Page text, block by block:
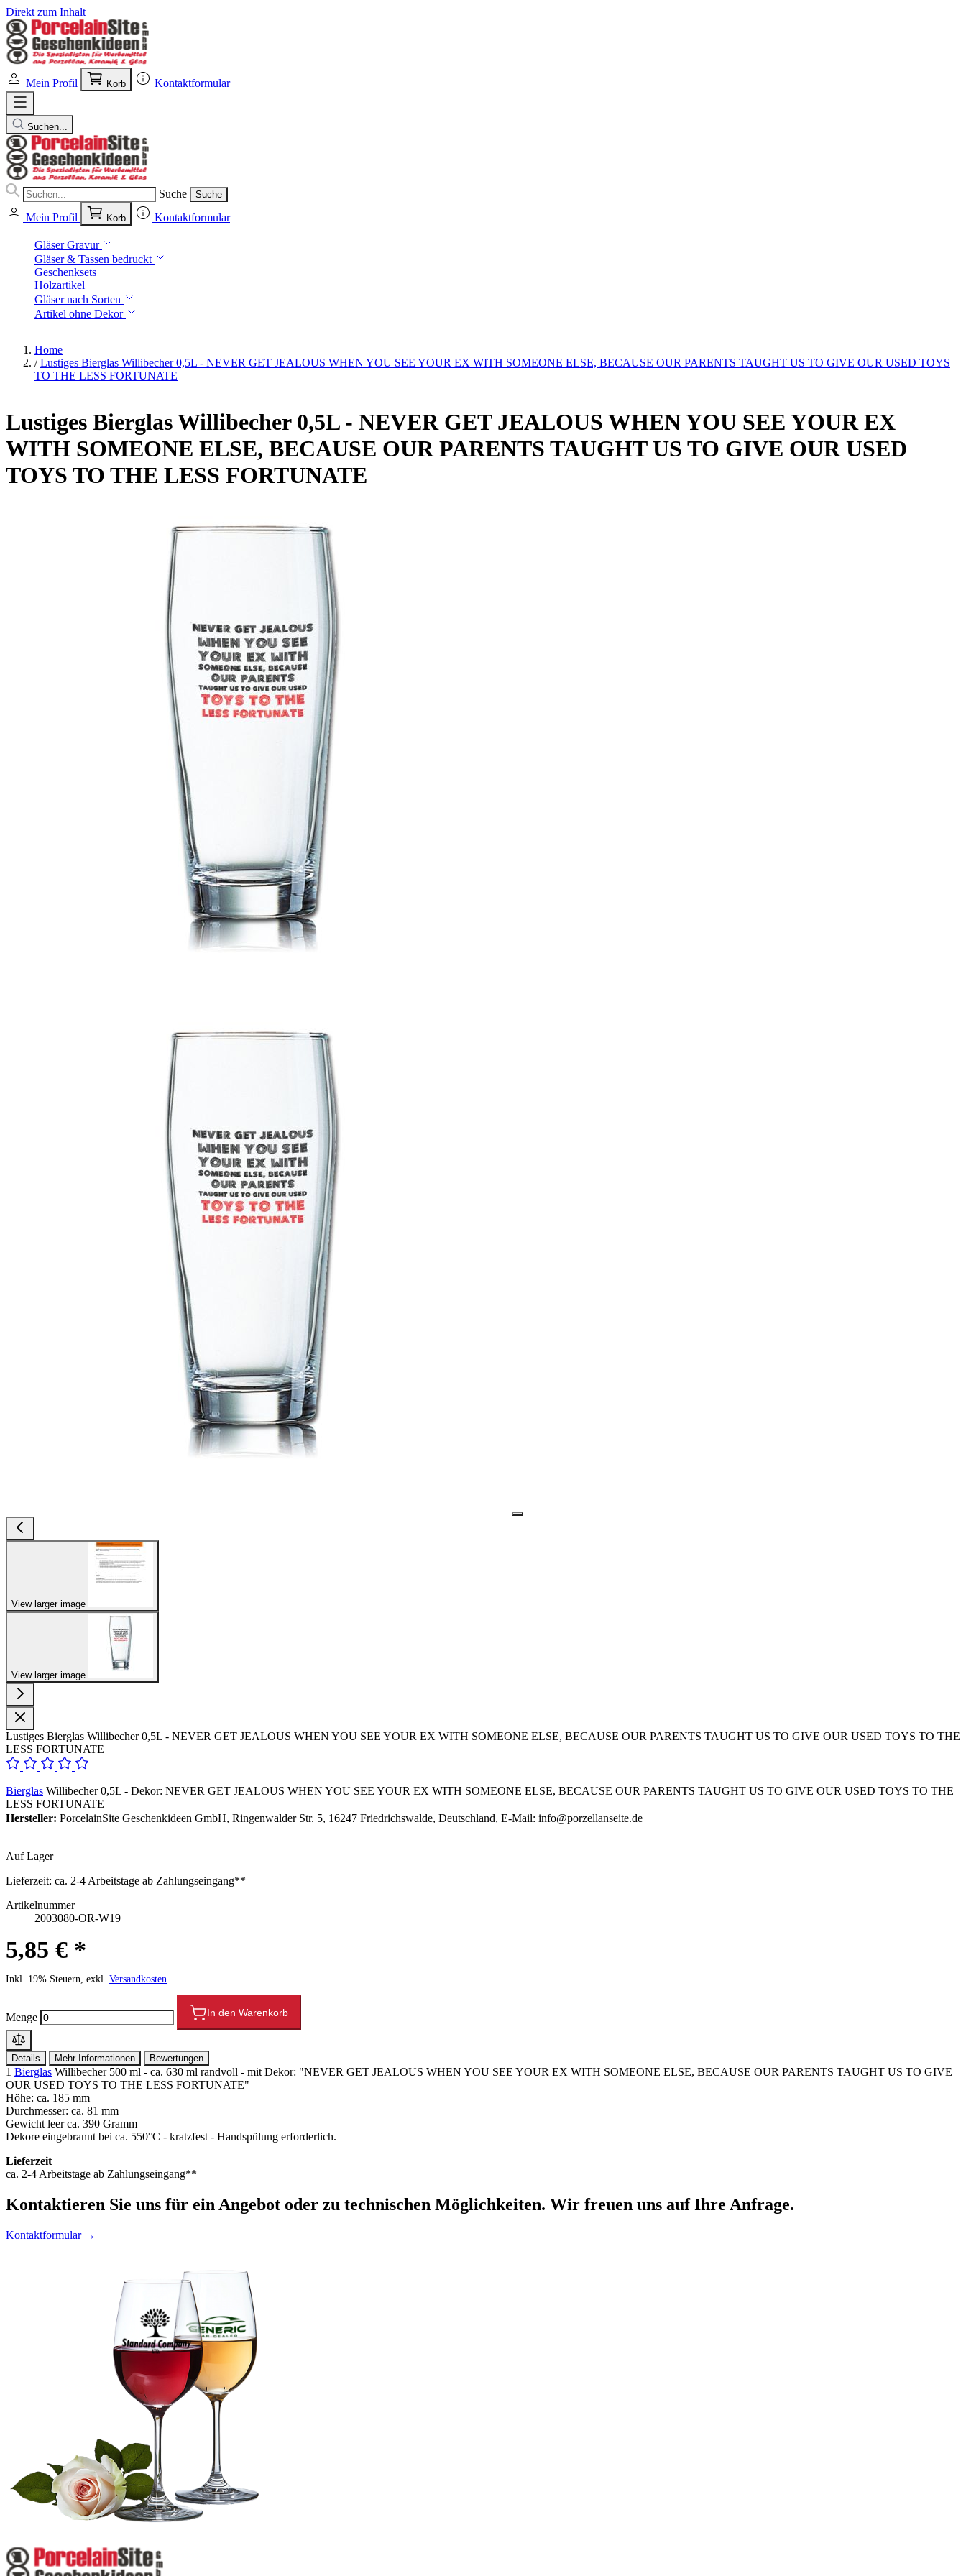
Direkt zum Inhalt
Mein Profil Korb Kontaktformular
Suchen...
Suche Suche
Mein Profil Korb Kontaktformular
Gläser Gravur
Gläser & Tassen bedruckt
Geschenksets
Holzartikel
Gläser nach Sorten
Artikel ohne Dekor
Home
/ Lustiges Bierglas Willibecher 0,5L - NEVER GET JEALOUS WHEN YOU SEE YOUR EX WITH SOMEONE ELSE, BECAUSE OUR PARENTS TAUGHT US TO GIVE OUR USED TOYS
TO THE LESS FORTUNATE
Lustiges Bierglas Willibecher 0,5L - NEVER GET JEALOUS WHEN YOU SEE YOUR EX
WITH SOMEONE ELSE, BECAUSE OUR PARENTS TAUGHT US TO GIVE OUR USED
TOYS TO THE LESS FORTUNATE
View larger image
View larger image
Lustiges Bierglas Willibecher 0,5L - NEVER GET JEALOUS WHEN YOU SEE YOUR EX WITH SOMEONE ELSE, BECAUSE OUR PARENTS TAUGHT US TO GIVE OUR USED TOYS TO THE
LESS FORTUNATE
Bierglas Willibecher 0,5L - Dekor: NEVER GET JEALOUS WHEN YOU SEE YOUR EX WITH SOMEONE ELSE, BECAUSE OUR PARENTS TAUGHT US TO GIVE OUR USED TOYS TO THE
LESS FORTUNATE
Hersteller: PorcelainSite Geschenkideen GmbH, Ringenwalder Str. 5, 16247 Friedrichswalde, Deutschland, E-Mail: info@porzellanseite.de
Auf Lager
Lieferzeit: ca. 2-4 Arbeitstage ab Zahlungseingang**
Artikelnummer
2003080-OR-W19
5,85 € *
Inkl. 19% Steuern, exkl. Versandkosten
Menge In den Warenkorb
Details Mehr Informationen Bewertungen
1 Bierglas Willibecher 500 ml - ca. 630 ml randvoll - mit Dekor: "NEVER GET JEALOUS WHEN YOU SEE YOUR EX WITH SOMEONE ELSE, BECAUSE OUR PARENTS TAUGHT US TO GIVE
OUR USED TOYS TO THE LESS FORTUNATE"
Höhe: ca. 185 mm
Durchmesser: ca. 81 mm
Gewicht leer ca. 390 Gramm
Dekore eingebrannt bei ca. 550°C - kratzfest - Handspülung erforderlich.
Lieferzeit
ca. 2-4 Arbeitstage ab Zahlungseingang**
Kontaktieren Sie uns für ein Angebot oder zu technischen Möglichkeiten. Wir freuen uns auf Ihre Anfrage.
Kontaktformular →